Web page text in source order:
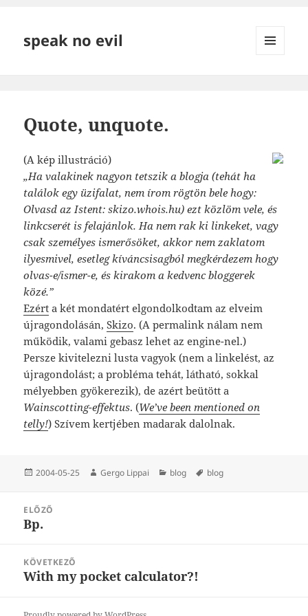
speak no evil
Quote, unquote.
(A kép illustráció)
„Ha valakinek nagyon tetszik a blogja (tehát ha
találok egy üzifalat, nem írom rögtön bele hogy:
Olvasd az Istent: skizo.whois.hu) ezt közlöm vele, és
linkcserét is felajánlok. Ha nem rak ki linkeket, vagy
csak személyes ismerősöket, akkor nem zaklatom
ilyesmivel, esetleg kíváncsisagból megkérdezem hogy
olvas-e/ismer-e, és kirakom a kedvenc bloggerek
közé.”
Ezért a két mondatért elgondolkodtam az elveim
újragondolásán,Skizo. (A permalink nálam nem
működik, valami gebasz lehet az engine-nel.)
Persze kivitelezni lusta vagyok (nem a linkelést, az
újragondolást; a probléma tehát, látható, sokkal
mélyebben gyökerezik), de azért beütött a
Wainscotting-effektus. (We’ve been mentioned on
telly!) Szívem kertjében madarak dalolnak.
Közzétéve
2004-05-25 Szerző
Gergo Lippai Kategória
blog Címke
blog
navigáció
ELŐZŐ
Korábbi
Bp.
KÖVETKEZŐ
Következő
With my pocket calculator?!